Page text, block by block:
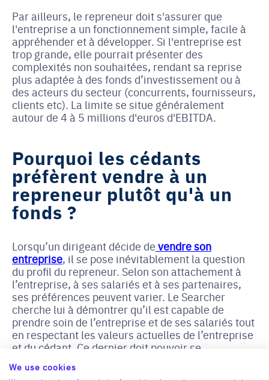
Par ailleurs, le repreneur doit s'assurer que
l'entreprise a un fonctionnement simple, facile à
appréhender et à développer. Si l'entreprise est
trop grande, elle pourrait présenter des
complexités non souhaitées, rendant sa reprise
plus adaptée à des fonds d’investissement ou à
des acteurs du secteur (concurrents, fournisseurs,
clients etc). La limite se situe généralement
autour de 4 à 5 millions d'euros d'EBITDA.
Pourquoi les cédants
préfèrent vendre à un
repreneur plutôt qu'à un
fonds ?
Lorsqu’un dirigeant décide de vendre son
entreprise, il se pose inévitablement la question
du profil du repreneur. Selon son attachement à
l’entreprise, à ses salariés et à ses partenaires,
ses préférences peuvent varier. Le Searcher
cherche lui à démontrer qu’il est capable de
prendre soin de l’entreprise et de ses salariés tout
en respectant les valeurs actuelles de l’entreprise
et du cédant. Ce dernier doit pouvoir se
repreneur.
We use cookies